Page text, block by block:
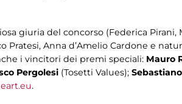
giuria del concorso (Federica
Pratesi, Anna d’Amelio Cardone e
i vincitori dei premi speciali: Mauro
Pergolesi (Tosetti Values);
.